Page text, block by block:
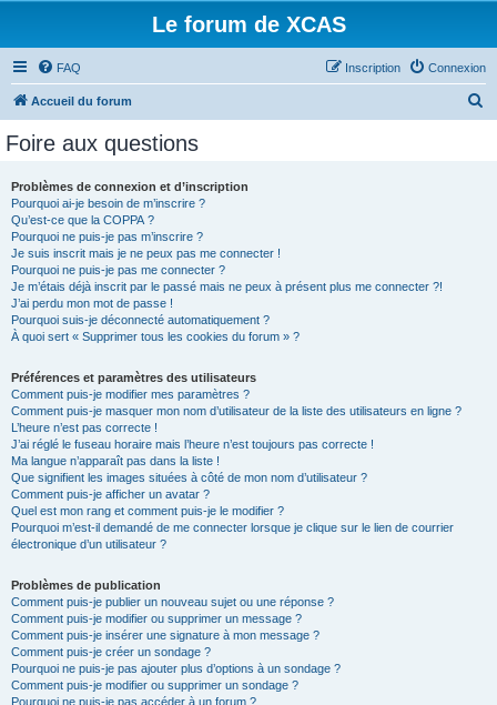
Le forum de XCAS
FAQ Connexion
Inscription
Accueil du forum
Foire aux questions
Problèmes de connexion et d’inscription
Pourquoi ai-je besoin de m’inscrire ?
Qu’est-ce que la COPPA ?
Pourquoi ne puis-je pas m’inscrire ?
Je suis inscrit mais je ne peux pas me connecter !
Pourquoi ne puis-je pas me connecter ?
Je m’étais déjà inscrit par le passé mais ne peux à présent plus me connecter ?!
J’ai perdu mon mot de passe !
Pourquoi suis-je déconnecté automatiquement ?
À quoi sert « Supprimer tous les cookies du forum » ?
Préférences et paramètres des utilisateurs
Comment puis-je modifier mes paramètres ?
Comment puis-je masquer mon nom d’utilisateur de la liste des utilisateurs en ligne ?
L’heure n’est pas correcte !
J’ai réglé le fuseau horaire mais l’heure n’est toujours pas correcte !
Ma langue n’apparaît pas dans la liste !
Que signifient les images situées à côté de mon nom d’utilisateur ?
Comment puis-je afficher un avatar ?
Quel est mon rang et comment puis-je le modifier ?
Pourquoi m’est-il demandé de me connecter lorsque je clique sur le lien de courrier
électronique d’un utilisateur ?
Problèmes de publication
Comment puis-je publier un nouveau sujet ou une réponse ?
Comment puis-je modifier ou supprimer un message ?
Comment puis-je insérer une signature à mon message ?
Comment puis-je créer un sondage ?
Pourquoi ne puis-je pas ajouter plus d’options à un sondage ?
Comment puis-je modifier ou supprimer un sondage ?
Pourquoi ne puis-je pas accéder à un forum ?